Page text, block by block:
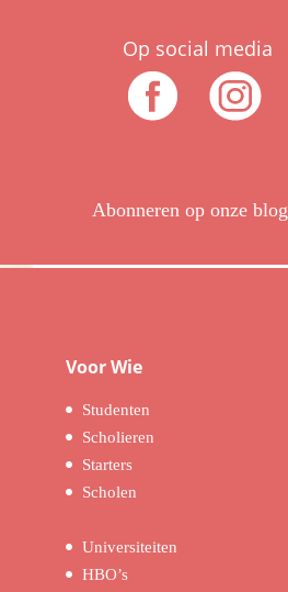
Op social media
Abonneren op onze blog
Voor Wie
Studenten
Scholieren
Starters
Scholen
Universiteiten
HBO’s